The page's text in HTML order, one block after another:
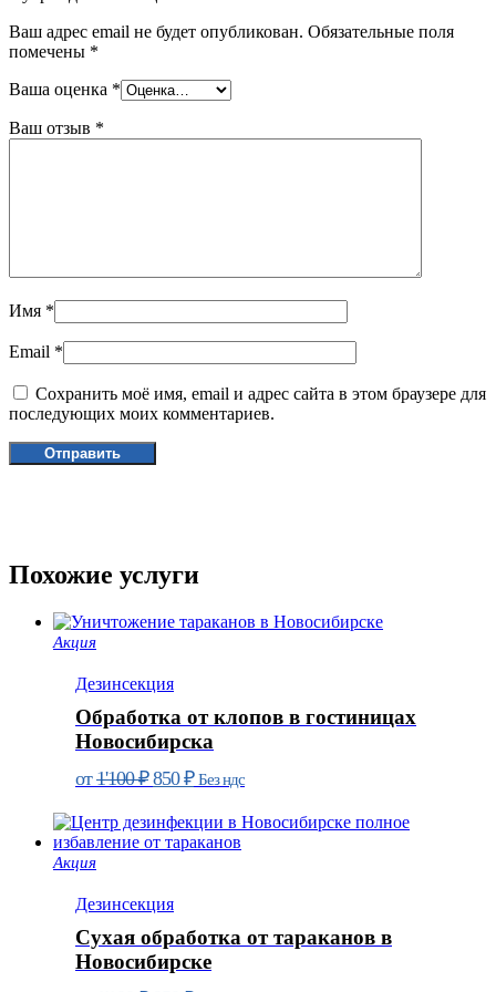
Ваш адрес email не будет опубликован. Обязательные поля
помечены *
Ваша оценка *
Ваш отзыв *
Имя *
Email *
Сохранить моё имя, email и адрес сайта в этом браузере для
последующих моих комментариев.
Похожие услуги
Акция
Дезинcекция
Обработка от клопов в гостиницах
Новосибирска
от1'100₽ Первоначальная
составляла
1'100 ₽.
850₽Текущая
850 ₽.
Без ндс
Акция
Дезинcекция
Сухая обработка от тараканов в
Новосибирске